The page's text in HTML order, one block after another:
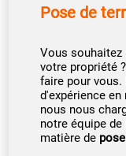
Pose de
Vous souhaitez
votre propriété
faire pour vous.
d'expérience en
nous nous
notre équipe de
matière de